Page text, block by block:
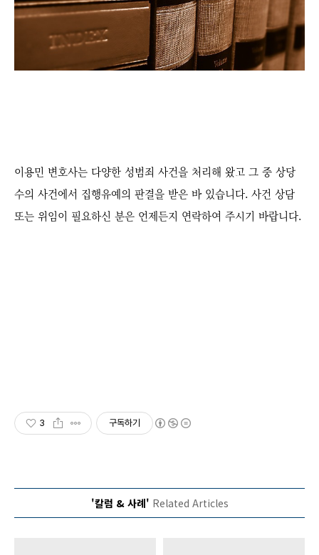
이용민 변호사는 다양한 성범죄 사건을 처리해 왔고 그 중 상당
수의 사건에서 집행유예의 판결을 받은 바 있습니다. 사건 상담
또는 위임이 필요하신 분은 언제든지 연락하여 주시기 바랍니다.
3 구독하기
'칼럼 & 사례' Related Articles